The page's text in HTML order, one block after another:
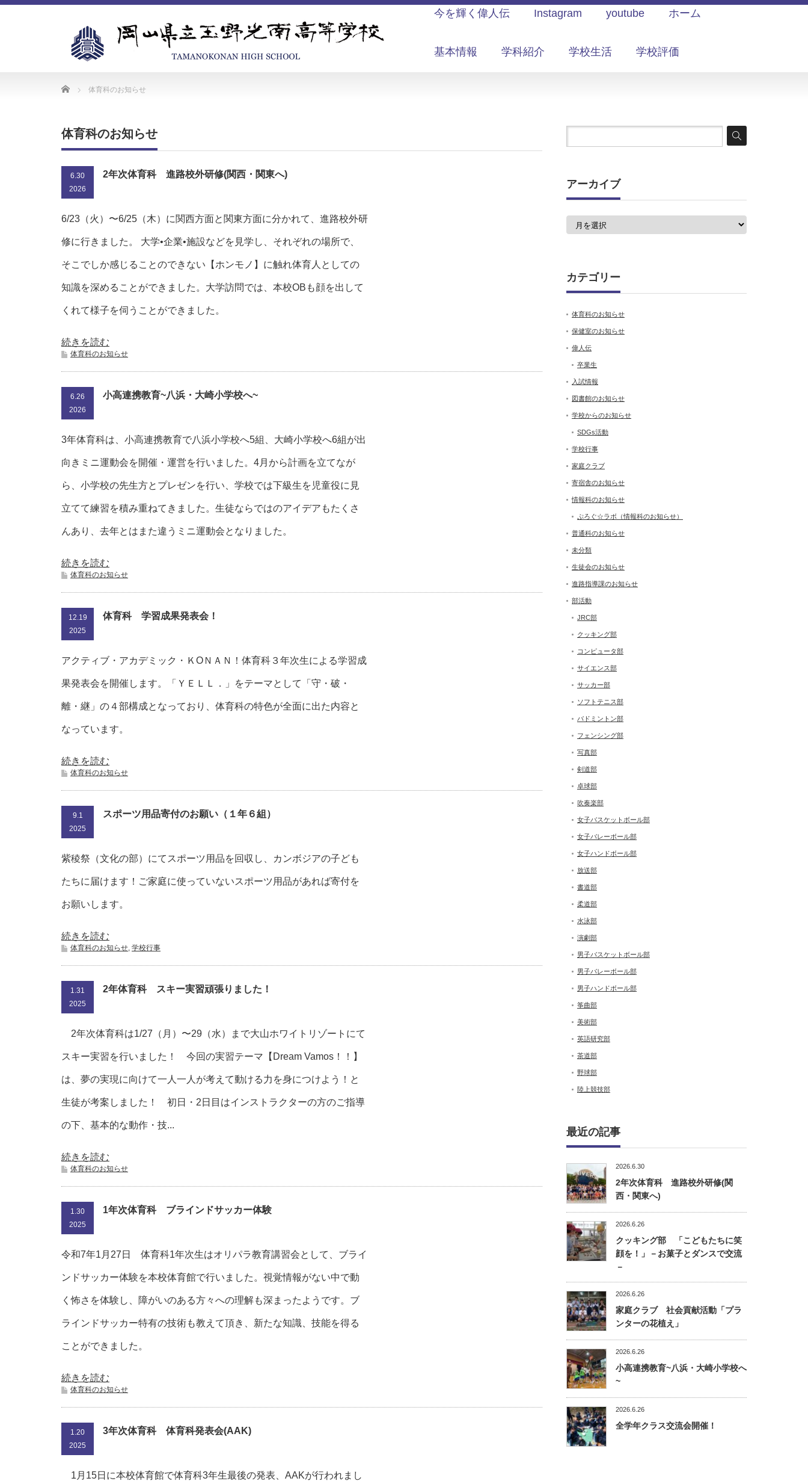
今を輝く偉人伝 Instagram youtube ホーム
基本情報 学科紹介 学校生活 学校評価
Home 体育科のお知らせ
体育科のお知らせ
6.30
2026
2年次体育科 進路校外研修(関西・関東へ)
6/23（火）〜6/25（木）に関西方面と関東方面に分かれて、進路校外研
修に行きました。 大学•企業•施設などを見学し、それぞれの場所で、
そこでしか感じることのできない【ホンモノ】に触れ体育人としての
知識を深めることができました。大学訪問では、本校OBも顔を出して
くれて様子を伺うことができました。
続きを読む
体育科のお知らせ
6.26
2026
小高連携教育~八浜・大崎小学校へ~
3年体育科は、小高連携教育で八浜小学校へ5組、大崎小学校へ6組が出
向きミニ運動会を開催・運営を行いました。4月から計画を立てなが
ら、小学校の先生方とプレゼンを行い、学校では下級生を児童役に見
立てて練習を積み重ねてきました。生徒ならではのアイデアもたくさ
んあり、去年とはまた違うミニ運動会となりました。
続きを読む
体育科のお知らせ
12.19
2025
体育科 学習成果発表会！
アクティブ・アカデミック・ＫОＮＡＮ！体育科３年次生による学習成
果発表会を開催します。「ＹＥＬＬ．」をテーマとして「守・破・
離・継」の４部構成となっており、体育科の特色が全面に出た内容と
なっています。
続きを読む
体育科のお知らせ
9.1
2025
スポーツ用品寄付のお願い（１年６組）
紫稜祭（文化の部）にてスポーツ用品を回収し、カンボジアの子ども
たちに届けます！ご家庭に使っていないスポーツ用品があれば寄付を
お願いします。
続きを読む
体育科のお知らせ, 学校行事
1.31
2025
2年体育科 スキー実習頑張りました！
2年次体育科は1/27（月）〜29（水）まで大山ホワイトリゾートにて
スキー実習を行いました！ 今回の実習テーマ【Dream Vamos！！】
は、夢の実現に向けて一人一人が考えて動ける力を身につけよう！と
生徒が考案しました！ 初日・2日目はインストラクターの方のご指導
の下、基本的な動作・技...
続きを読む
体育科のお知らせ
1.30
2025
1年次体育科 ブラインドサッカー体験
令和7年1月27日 体育科1年次生はオリパラ教育講習会として、ブライ
ンドサッカー体験を本校体育館で行いました。視覚情報がない中で動
く怖さを体験し、障がいのある方々への理解も深まったようです。ブ
ラインドサッカー特有の技術も教えて頂き、新たな知識、技能を得る
ことができました。
続きを読む
体育科のお知らせ
1.20
2025
3年次体育科 体育科発表会(AAK)
1月15日に本校体育館で体育科3年生最後の発表、AAKが行われまし
アーカイブ
ア
カテゴリー
体育科のお知らせ
保健室のお知らせ
偉人伝
卒業生
入試情報
図書館のお知らせ
学校からのお知らせ
SDGs活動
学校行事
家庭クラブ
寄宿舎のお知らせ
情報科のお知らせ
ぷろぐ☆ラボ（情報科のお知らせ）
普通科のお知らせ
未分類
生徒会のお知らせ
進路指導課のお知らせ
部活動
JRC部
クッキング部
コンピュータ部
サイエンス部
サッカー部
ソフトテニス部
バドミントン部
フェンシング部
写真部
剣道部
卓球部
吹奏楽部
女子バスケットボール部
女子バレーボール部
女子ハンドボール部
放送部
書道部
柔道部
水泳部
演劇部
男子バスケットボール部
男子バレーボール部
男子ハンドボール部
筝曲部
美術部
英語研究部
茶道部
野球部
陸上競技部
最近の記事
2026.6.30
2年次体育科 進路校外研修(関
西・関東へ)
2026.6.26
クッキング部 「こどもたちに笑
顔を！」－お菓子とダンスで交流
－
2026.6.26
家庭クラブ 社会貢献活動「プラ
ンターの花植え」
2026.6.26
小高連携教育~八浜・大崎小学校へ
~
2026.6.26
全学年クラス交流会開催！